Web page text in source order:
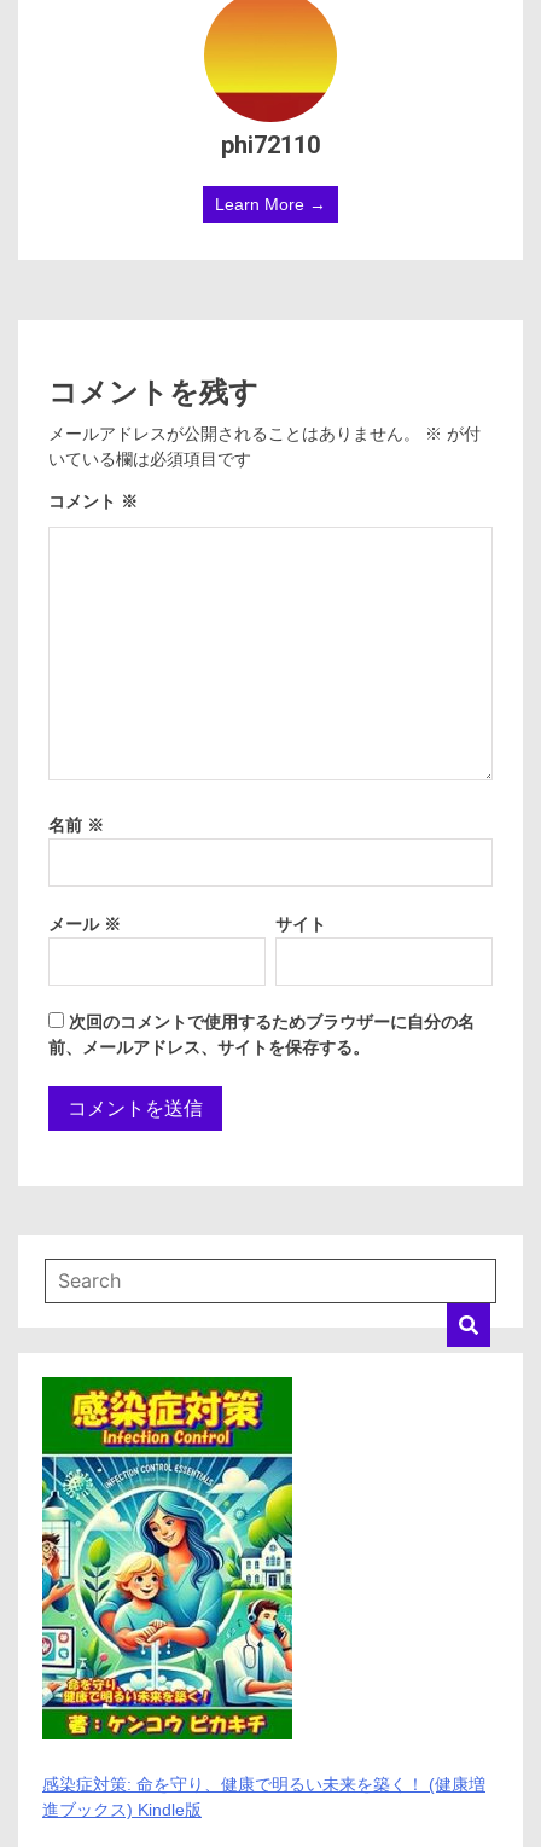
phi72110
Learn More →
コメントを残す
メールアドレスが公開されることはありません。 ※ が付
いている欄は必須項目です
コメント ※
名前 ※
メール ※ サイト
次回のコメントで使用するためブラウザーに自分の名
前、メールアドレス、サイトを保存する。
感染症対策: 命を守り、健康で明るい未来を築く！ (健康増
進ブックス) Kindle版